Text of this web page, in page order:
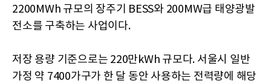
2200MWh 규모의 장주기 BESS와 200MW급 태양광발
전소를 구축하는 사업이다.
저장 용량 기준으로는 220만kWh 규모다. 서울시 일반
가정 약 7400가구가 한 달 동안 사용하는 전력량에 해당